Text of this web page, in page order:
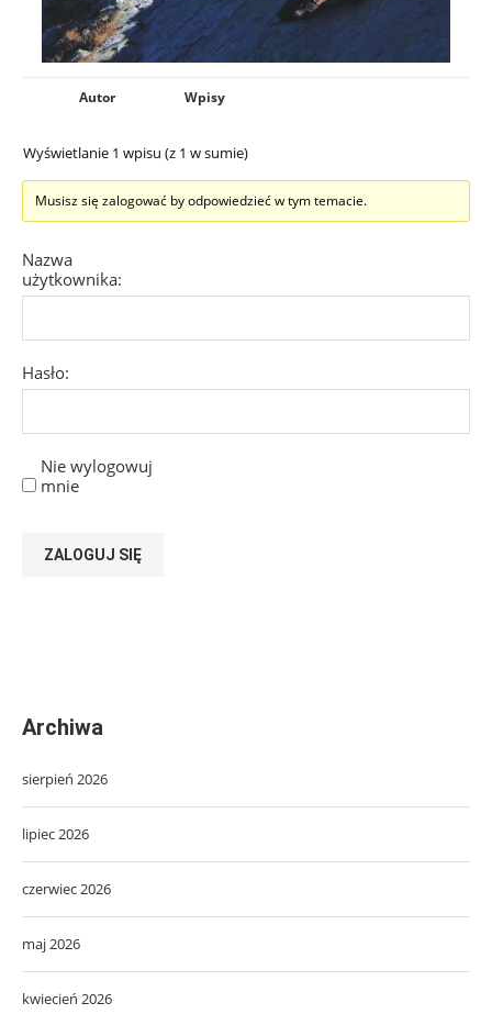
Autor Wpisy
Wyświetlanie 1 wpisu (z 1 w sumie)
Musisz się zalogować by odpowiedzieć w tym temacie.
Nazwa
użytkownika:
Hasło:
Nie wylogowuj
mnie
ZALOGUJ SIĘ
Archiwa
sierpień 2026
lipiec 2026
czerwiec 2026
maj 2026
kwiecień 2026